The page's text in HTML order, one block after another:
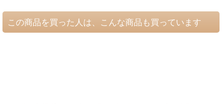
この商品を買った人は、こんな商品も買っています